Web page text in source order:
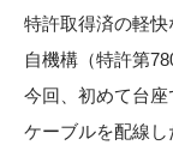
特許取得済の軽
自機構（特許第
今回、初めて台
ケーブルを配線